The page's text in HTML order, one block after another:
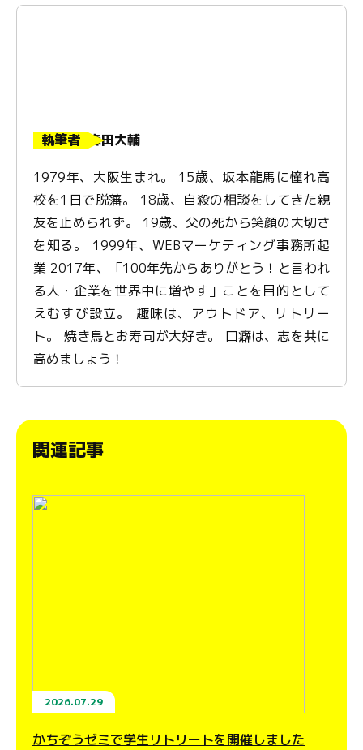
執筆者 森田大輔
1979年、大阪生まれ。 15歳、坂本龍馬に憧れ高
校を1日で脱藩。 18歳、自殺の相談をしてきた親
友を止められず。 19歳、父の死から笑顔の大切さ
を知る。 1999年、WEBマーケティング事務所起
業 2017年、「100年先からありがとう！と言われ
る人・企業を世界中に増やす」ことを目的として
えむすび設立。 趣味は、アウトドア、リトリー
ト。 焼き鳥とお寿司が大好き。 口癖は、志を共に
高めましょう！
関連記事
2026.07.29
かちぞうゼミで学生リトリートを開催しました